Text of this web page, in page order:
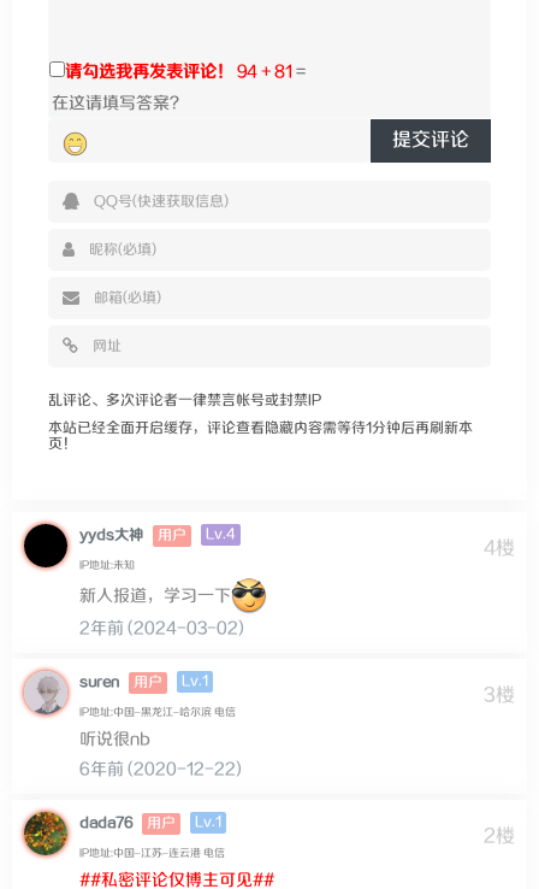
请勾选我再发表评论！ 94 + 81 =
提交评论
乱评论、多次评论者一律禁言帐号或封禁IP
本站已经全面开启缓存，评论查看隐藏内容需等待1分钟后再刷新本
页！
4楼
yyds大神 用户 Lv.4
IP地址:未知
新人报道，学习一下
2年前 (2024-03-02)
3楼
suren 用户 Lv.1
IP地址:中国–黑龙江–哈尔滨 电信
听说很nb
6年前 (2020-12-22)
2楼
dada76 用户 Lv.1
IP地址:中国–江苏–连云港 电信
##私密评论仅博主可见##